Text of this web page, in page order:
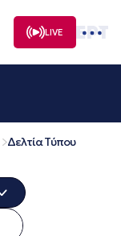
LIVE
Δελτία Τύπου